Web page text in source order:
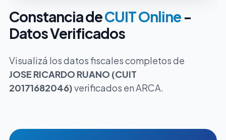
Constancia deCUIT Online -
Datos Verificados
Visualizá los datos fiscales completos de
JOSE RICARDO RUANO (CUIT
20171682046)verificados en ARCA.